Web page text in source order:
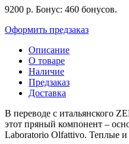
9200 р. Бонус: 460 бонусов.
Оформить предзаказ
Описание
О товаре
Наличие
Предзаказ
Доставка
В переводе с итальянского
этот пряный компонент –
Laboratorio Olfattivo. Теплые